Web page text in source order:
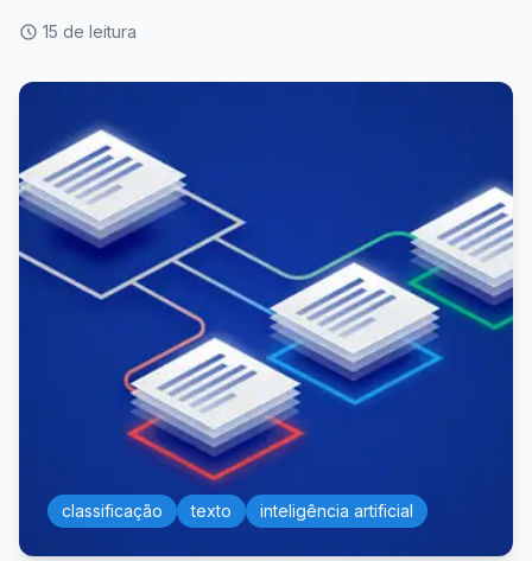
15 de leitura
classificação texto inteligência artificial